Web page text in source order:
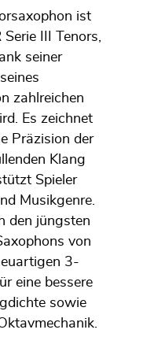
ist
Serie III Tenors,
seiner
zahlreichen
Es zeichnet
Präzision der
Klang
Spieler
Musikgenre.
den jüngsten
von
3-
eine bessere
sowie